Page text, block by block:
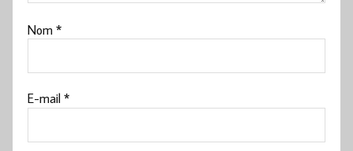
Nom*
E-mail*